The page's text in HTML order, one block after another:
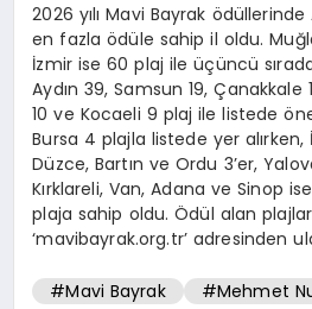
2026 yılı Mavi Bayrak
en fazla ödüle sahip il oldu.
İzmir ise 60 plaj ile üçüncü
Aydın 39, Samsun 19, Çanakkale
10 ve Kocaeli 9 plaj ile listede
Bursa 4 plajla listede yer alırken,
Düzce, Bartın ve Ordu 3’er,
Kırklareli, Van, Adana ve Sinop ise
plaja sahip oldu. Ödül alan
‘mavibayrak.org.tr’ adresinden
#Mavi Bayrak #Mehmet